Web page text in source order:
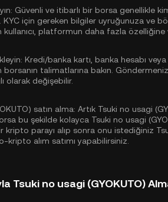
Güvenli ve itibarlı bir borsa genellikle
KYC için gereken bilgiler uyruğunuza ve
kullanıcı, platformun daha fazla
Kredi/banka kartı, banka hesabı
talimatlarına bakın.
olarak değişebilir.
satın alma: Artık Tsuki no usagi
bu şekilde kolayca Tsuki no usagi
kripto parayı alıp sonra onu istediğiniz
alım satımı yapabilirsiniz.
Tsuki no usagi (GYOKUTO)